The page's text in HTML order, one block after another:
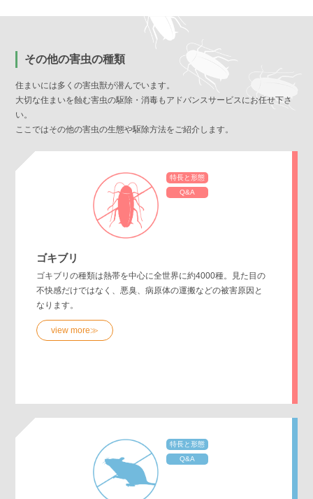
その他の害虫の種類
住まいには多くの害虫獣が潜んでいます。
大切な住まいを蝕む害虫の駆除・消毒もアドバンスサービスにお任せ下さ
い。
ここではその他の害虫の生態や駆除方法をご紹介します。
特長と形態
Q&A
ゴキブリ
ゴキブリの種類は熱帯を中心に全世界に約4000種。見た目の
不快感だけではなく、悪臭、病原体の運搬などの被害原因と
なります。
view more≫
特長と形態
Q&A